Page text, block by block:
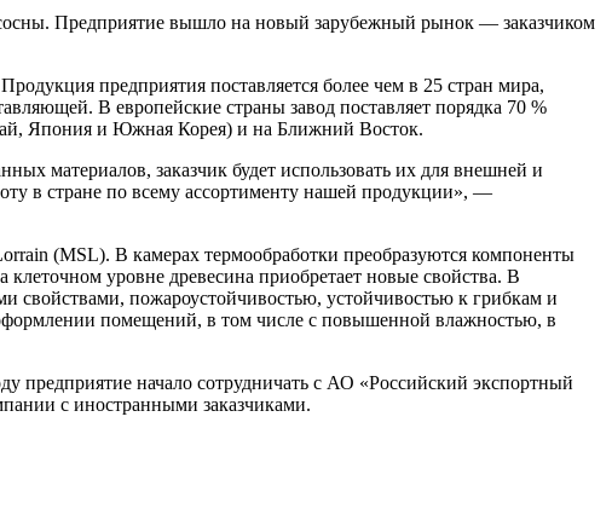
Предприятие вышло на новый зарубежный рынок — заказчиком
предприятия поставляется более чем в 25 стран мира,
В европейские страны завод поставляет порядка 70 %
Япония и Южная Корея) и на Ближний Восток.
материалов, заказчик будет использовать их для внешней и
в стране по всему ассортименту нашей продукции», —
(MSL). В камерах термообработки преобразуются компоненты
уровне древесина приобретает новые свойства. В
свойствами, пожароустойчивостью, устойчивостью к грибкам и
помещений, в том числе с повышенной влажностью, в
предприятие начало сотрудничать с АО «Российский экспортный
с иностранными заказчиками.